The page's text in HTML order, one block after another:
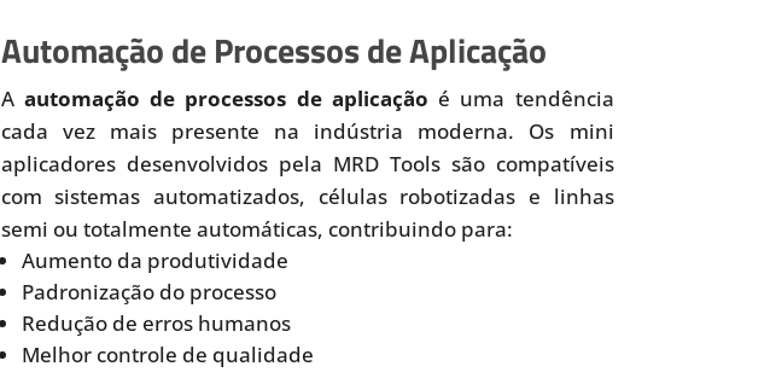
Automação de Processos de Aplicação
A automação de processos de aplicação é uma tendência
cada vez mais presente na indústria moderna. Os mini
aplicadores desenvolvidos pela MRD Tools são compatíveis
com sistemas automatizados, células robotizadas e linhas
semi ou totalmente automáticas, contribuindo para:
Aumento da produtividade
Padronização do processo
Redução de erros humanos
Melhor controle de qualidade